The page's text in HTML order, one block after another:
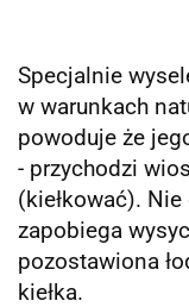
Specjalnie
w warunkach
powoduje że
- przychodzi
(kiełkować).
zapobiega
pozostawiona
kiełka.